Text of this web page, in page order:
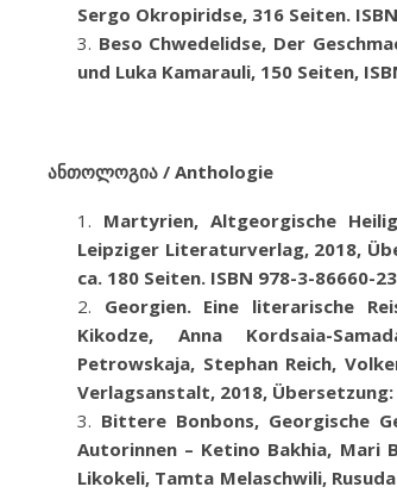
Sergo Okropiridse, 316 Seiten.
Beso Chwedelidse, Der
und Luka Kamarauli, 150 Seiten,
ანთოლოგია / Anthologie
Martyrien, Altgeorgische
Leipziger Literaturverlag, 2018,
ca. 180 Seiten. ISBN 978-3-86660-
Georgien. Eine literarische
Kikodze, Anna Kordsaia-
Petrowskaja, Stephan Reich,
Verlagsanstalt, 2018,
Bittere Bonbons, Georgische
Autorinnen – Ketino Bakhia, Mari
Likokeli, Tamta Melaschwili,